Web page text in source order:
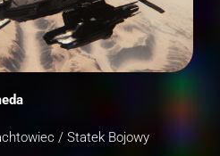
/ Statek Bojowy